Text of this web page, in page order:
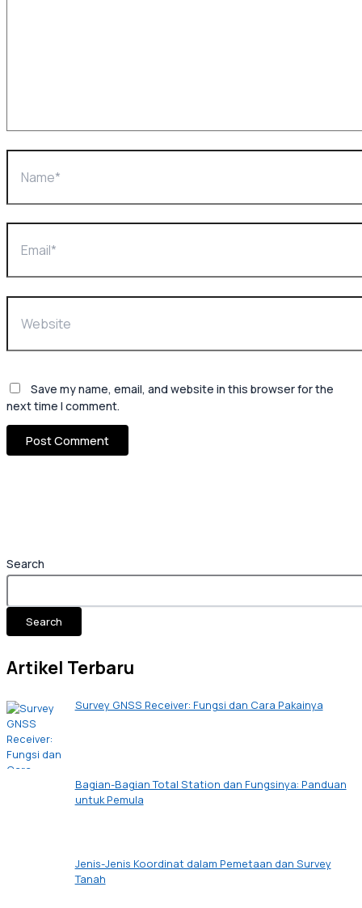
Search
Search
Artikel Terbaru
Survey GNSS Receiver: Fungsi dan Cara Pakainya
Bagian-Bagian Total Station dan Fungsinya: Panduan
untuk Pemula
Jenis-Jenis Koordinat dalam Pemetaan dan Survey
Tanah
Save my name, email, and website in this browser for the
next time I comment.